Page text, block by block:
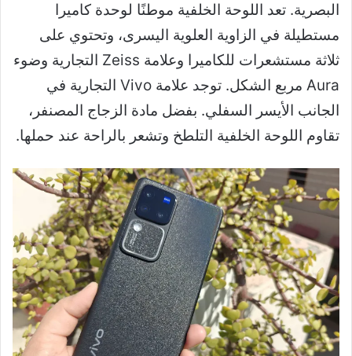
البصرية. تعد اللوحة الخلفية موطنًا لوحدة كاميرا
مستطيلة في الزاوية العلوية اليسرى، وتحتوي على
ثلاثة مستشعرات للكاميرا وعلامة Zeiss التجارية وضوء
Aura مربع الشكل. توجد علامة Vivo التجارية في
الجانب الأيسر السفلي. بفضل مادة الزجاج المصنفر،
تقاوم اللوحة الخلفية التلطخ وتشعر بالراحة عند حملها.